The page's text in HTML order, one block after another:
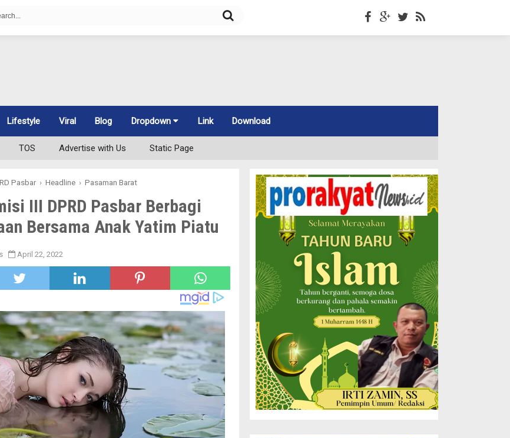
Lifestyle Viral Blog Dropdown Link Download
TOS Advertise with Us Static Page
Pasbar › Headline › Pasaman Barat
III DPRD Pasbar Berbagi
Bersama Anak Yatim Piatu
April 22, 2022